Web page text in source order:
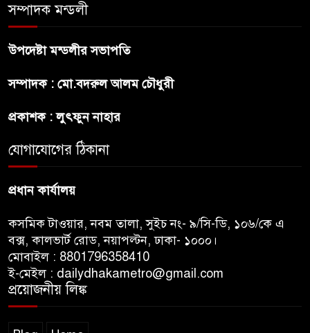
শেখ হাসিনার বক্তব্য প্রচার করলেই
ব্যবস্থা নিবে সরকার : প্রধানমন্ত্রীর
সম্পাদক মন্ডলী
উপদেষ্টা মন্ডলীর সভাপতি
সম্পাদক : মো.বদরুল আলম চৌধুরী
প্রকাশক : লুৎফুন নাহার
যোগাযোগের ঠিকানা
প্রধান কার্যালয়
কসমিক টাওয়ার, নবম তালা, সুইচ নং- ৯/সি-ডি, ১০৬/কে এ
বক্স, কালভার্ট রোড, নয়াপল্টন, ঢাকা- ১০০০।
মোবাইল : 8801796358410
ই-মেইল : dailydhakametro@gmail.com
প্রয়োজনীয় লিঙ্ক